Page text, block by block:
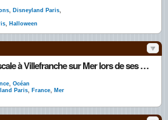
, Disneyland Paris,
, Halloween
Disney Cruise Line fait escale à Villefranche sur Mer lors de ses croisières méditerranéennes
, Océan
Paris, France, Mer